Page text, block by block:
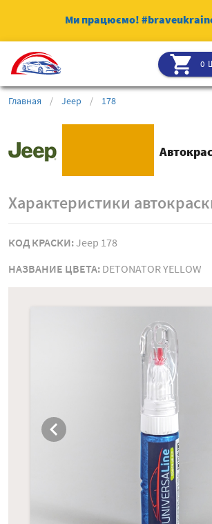
Ми працюємо!
shopping_cart 0
Главная / Jeep / 178
Характеристики
КОД КРАСКИ:Jeep 178
НАЗВАНИЕ ЦВЕТА: DETONATOR YELLOW
chevron_left